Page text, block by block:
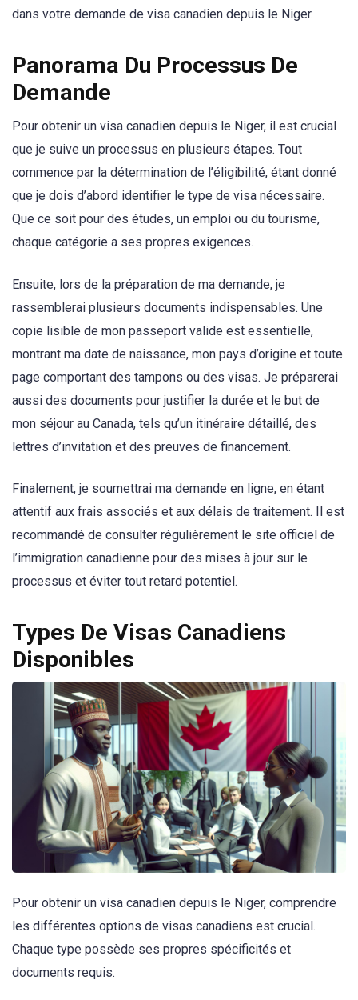
dans votre demande de visa canadien depuis le Niger.
Panorama Du Processus De
Demande
Pour obtenir un visa canadien depuis le Niger, il est crucial
que je suive un processus en plusieurs étapes. Tout
commence par la détermination de l’éligibilité, étant donné
que je dois d’abord identifier le type de visa nécessaire.
Que ce soit pour des études, un emploi ou du tourisme,
chaque catégorie a ses propres exigences.
Ensuite, lors de la préparation de ma demande, je
rassemblerai plusieurs documents indispensables. Une
copie lisible de mon passeport valide est essentielle,
montrant ma date de naissance, mon pays d’origine et toute
page comportant des tampons ou des visas. Je préparerai
aussi des documents pour justifier la durée et le but de
mon séjour au Canada, tels qu’un itinéraire détaillé, des
lettres d’invitation et des preuves de financement.
Finalement, je soumettrai ma demande en ligne, en étant
attentif aux frais associés et aux délais de traitement. Il est
recommandé de consulter régulièrement le site officiel de
l’immigration canadienne pour des mises à jour sur le
processus et éviter tout retard potentiel.
Types De Visas Canadiens
Disponibles
Pour obtenir un visa canadien depuis le Niger, comprendre
les différentes options de visas canadiens est crucial.
Chaque type possède ses propres spécificités et
documents requis.